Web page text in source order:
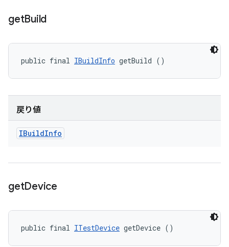
getBuild
public final IBuildInfo getBuild ()
戻り値
IBuildInfo
getDevice
public final ITestDevice getDevice ()